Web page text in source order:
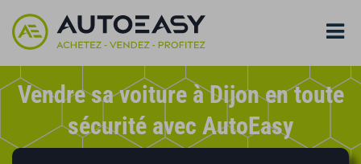
Vendre sa voiture à Dijon en toute
sécurité avec AutoEasy